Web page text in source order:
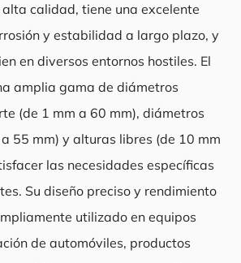
calidad, tiene una excelente
y estabilidad a largo plazo, y
en diversos entornos hostiles. El
amplia gama de diámetros
(de 1 mm a 60 mm), diámetros
55 mm) y alturas libres (de 10 mm
las necesidades específicas
Su diseño preciso y rendimiento
utilizado en equipos
de automóviles, productos